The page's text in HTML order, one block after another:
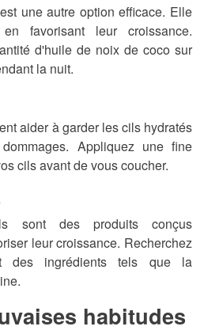
une autre option efficace. Elle
favorisant leur croissance.
d'huile de noix de coco sur
la nuit.
aider à garder les cils hydratés
Appliquez une fine
cils avant de vous coucher.
sont des produits conçus
leur croissance. Recherchez
des ingrédients tels que la
habitudes